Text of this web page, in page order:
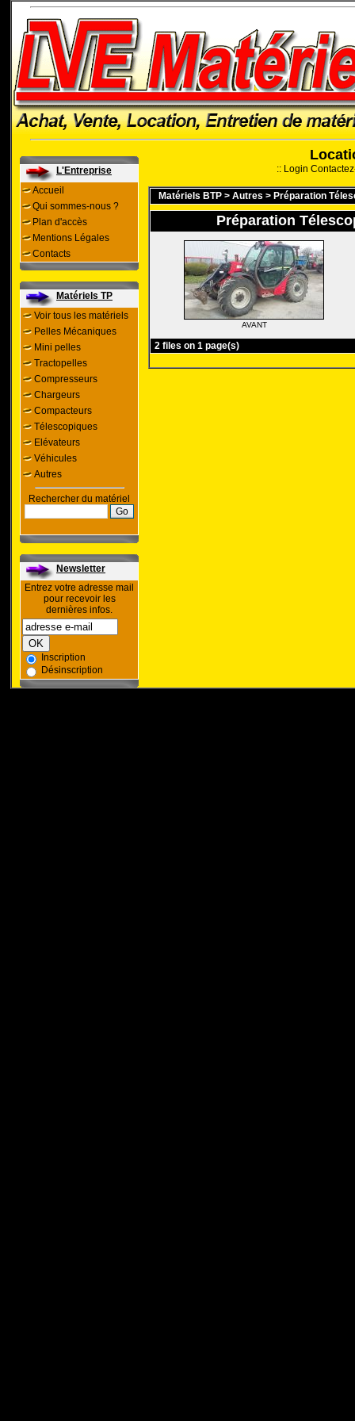
L'Entreprise
Accueil
Qui sommes-nous ?
Plan d'accès
Mentions Légales
Contacts
Matériels TP
Voir tous les matériels
Pelles Mécaniques
Mini pelles
Tractopelles
Compresseurs
Chargeurs
Compacteurs
Télescopiques
Elévateurs
Véhicules
Autres
Rechercher du matériel
Newsletter
Entrez votre adresse mail
pour recevoir les
dernières infos.
Inscription
Désinscription
:: Login
Matériels BTP > Autres > Préparation
Préparation
AVANT
2 files on 1 page(s)